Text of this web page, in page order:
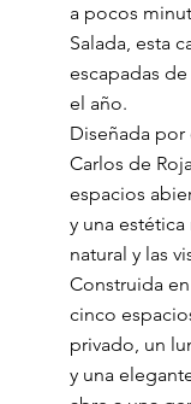
a pocos
Salada, esta
escapadas
el año.
Diseñada
Carlos de
espacios
y una
natural y las
Construida
cinco
privado, un
y una